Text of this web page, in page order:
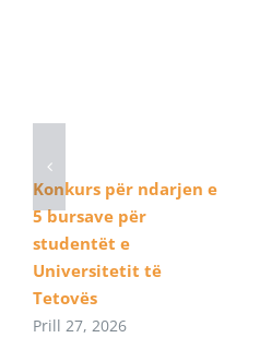
Konkurs për ndarjen e
5 bursave për
studentët e
Universitetit të
Tetovës
Prill 27, 2026